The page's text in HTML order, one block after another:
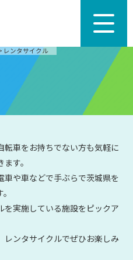
レンタサイクル
転車をお持ちでない方も気軽に
す。
車や車などで手ぶらで茨城県を
実施している施設をピックア
ンタサイクルでぜひお楽しみ